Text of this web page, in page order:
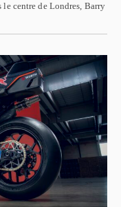
centre de Londres, Barry